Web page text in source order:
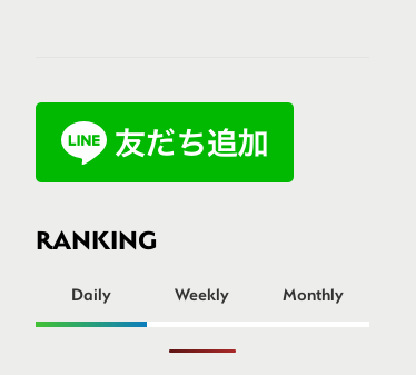
サ
イ
バ
RANKING
Daily Weekly Monthly